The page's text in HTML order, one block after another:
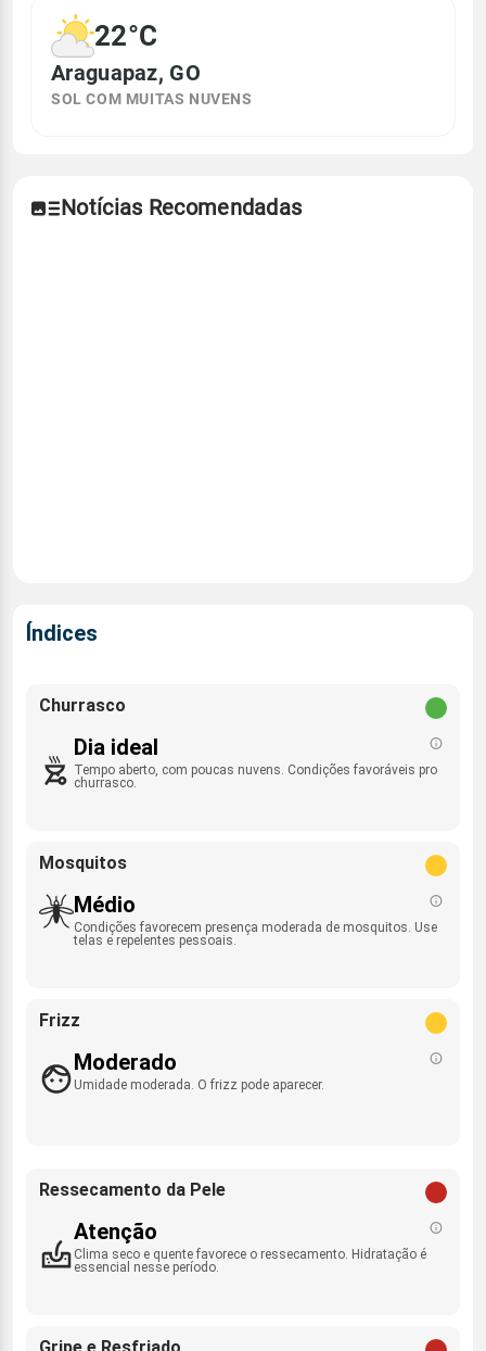
22°C
Araguapaz, GO
SOL COM MUITAS NUVENS
Notícias Recomendadas
Índices
Churrasco
Dia ideal
Tempo aberto, com poucas nuvens. Condições favoráveis pro
churrasco.
Mosquitos
Médio
Condições favorecem presença moderada de mosquitos. Use
telas e repelentes pessoais.
Frizz
Moderado
Umidade moderada. O frizz pode aparecer.
Ressecamento da Pele
Atenção
Clima seco e quente favorece o ressecamento. Hidratação é
essencial nesse período.